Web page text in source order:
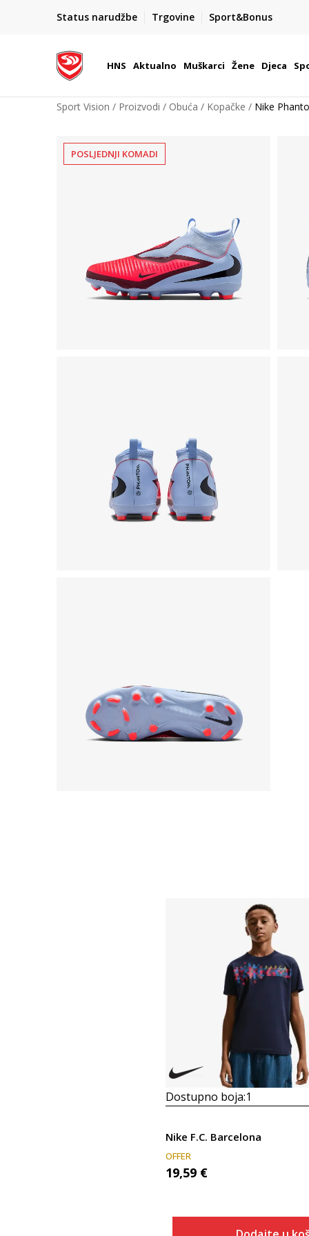
Status narudžbe Trgovine Sport&Bonus
BOX NOW
Dostava 1,50 €
| Više od 800 paketomata u Hrvatskoj
HNS Aktualno Muškarci Žene Djeca
Sport Vision Proizvodi Obuća Kopačke Nike
POSLJEDNJI KOMADI
Dostupno boja:1
Nike F.C. Barcelona
OFFER
19,59 €